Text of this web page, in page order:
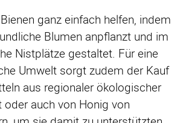
ganz einfach helfen, indem
Blumen anpflanzt und im
Nistplätze gestaltet. Für eine
Umwelt sorgt zudem der Kauf
aus regionaler ökologischer
auch von Honig von